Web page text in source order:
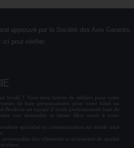
approuvé par la Société des Avis Garantis,
ici pour vérifier.
brodé ? Vous avez besoin de tabliers pour votre
de bain personnalisées pour votre hôtel ou
Broderie est équipé d’outils professionnels haut de
vos demandes et laisser libre court à votre
spécialisé en communication sur textile situé
des vêtements et accessoires de qualité